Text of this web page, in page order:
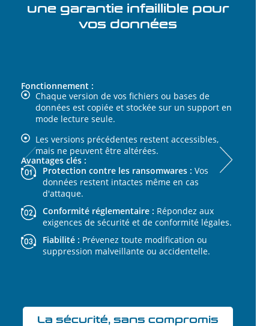
une garantie infaillible pour
vos données
Fonctionnement :
Chaque version de vos fichiers ou bases de
données est copiée et stockée sur un support en
mode lecture seule.
Les versions précédentes restent accessibles,
mais ne peuvent être altérées.
Avantages clés :
Protection contre les ransomwares : Vos
données restent intactes même en cas
d'attaque.
Conformité réglementaire : Répondez aux
exigences de sécurité et de conformité légales.
Fiabilité : Prévenez toute modification ou
suppression malveillante ou accidentelle.
La sécurité, sans compromis